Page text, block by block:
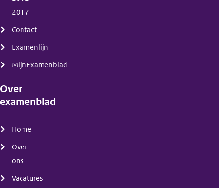
2017
Contact
Examenlijn
MijnExamenblad
Over
examenblad
Home
Over
ons
Vacatures